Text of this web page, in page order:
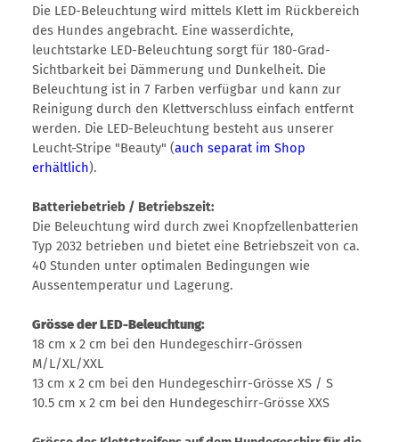
Die LED-Beleuchtung wird mittels Klett im Rückbereich
des Hundes angebracht. Eine wasserdichte,
leuchtstarke LED-Beleuchtung sorgt für 180-Grad-
Sichtbarkeit bei Dämmerung und Dunkelheit. Die
Beleuchtung ist in 7 Farben verfügbar und kann zur
Reinigung durch den Klettverschluss einfach entfernt
werden. Die LED-Beleuchtung besteht aus unserer
Leucht-Stripe "Beauty" (auch separat im Shop
erhältlich).
Batteriebetrieb / Betriebszeit:
Die Beleuchtung wird durch zwei Knopfzellenbatterien
Typ 2032 betrieben und bietet eine Betriebszeit von ca.
40 Stunden unter optimalen Bedingungen wie
Aussentemperatur und Lagerung.
Grösse der LED-Beleuchtung:
18 cm x 2 cm bei den Hundegeschirr-Grössen
M/L/XL/XXL
13 cm x 2 cm bei den Hundegeschirr-Grösse XS / S
10.5 cm x 2 cm bei den Hundegeschirr-Grösse XXS